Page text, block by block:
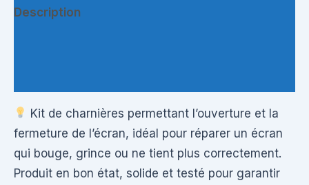
Description
Kit de charnières permettant l’ouverture et la
fermeture de l’écran, idéal pour réparer un écran
qui bouge, grince ou ne tient plus correctement.
Produit en bon état, solide et testé pour garantir